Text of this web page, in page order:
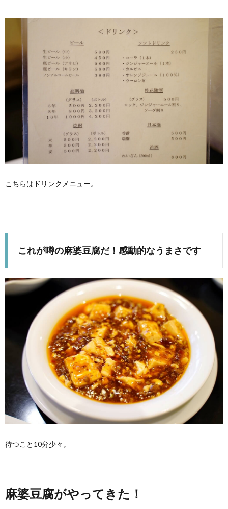
こちらはドリンクメニュー。
これが噂の麻婆豆腐だ！感動的なうまさです
待つこと10分少々。
麻婆豆腐がやってきた！